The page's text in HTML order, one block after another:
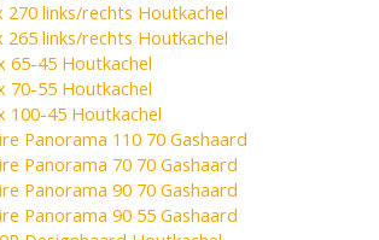
270 links/rechts Houtkachel
265 links/rechts Houtkachel
65-45 Houtkachel
70-55 Houtkachel
100-45 Houtkachel
Panorama 110 70 Gashaard
Panorama 70 70 Gashaard
Panorama 90 70 Gashaard
Panorama 90 55 Gashaard